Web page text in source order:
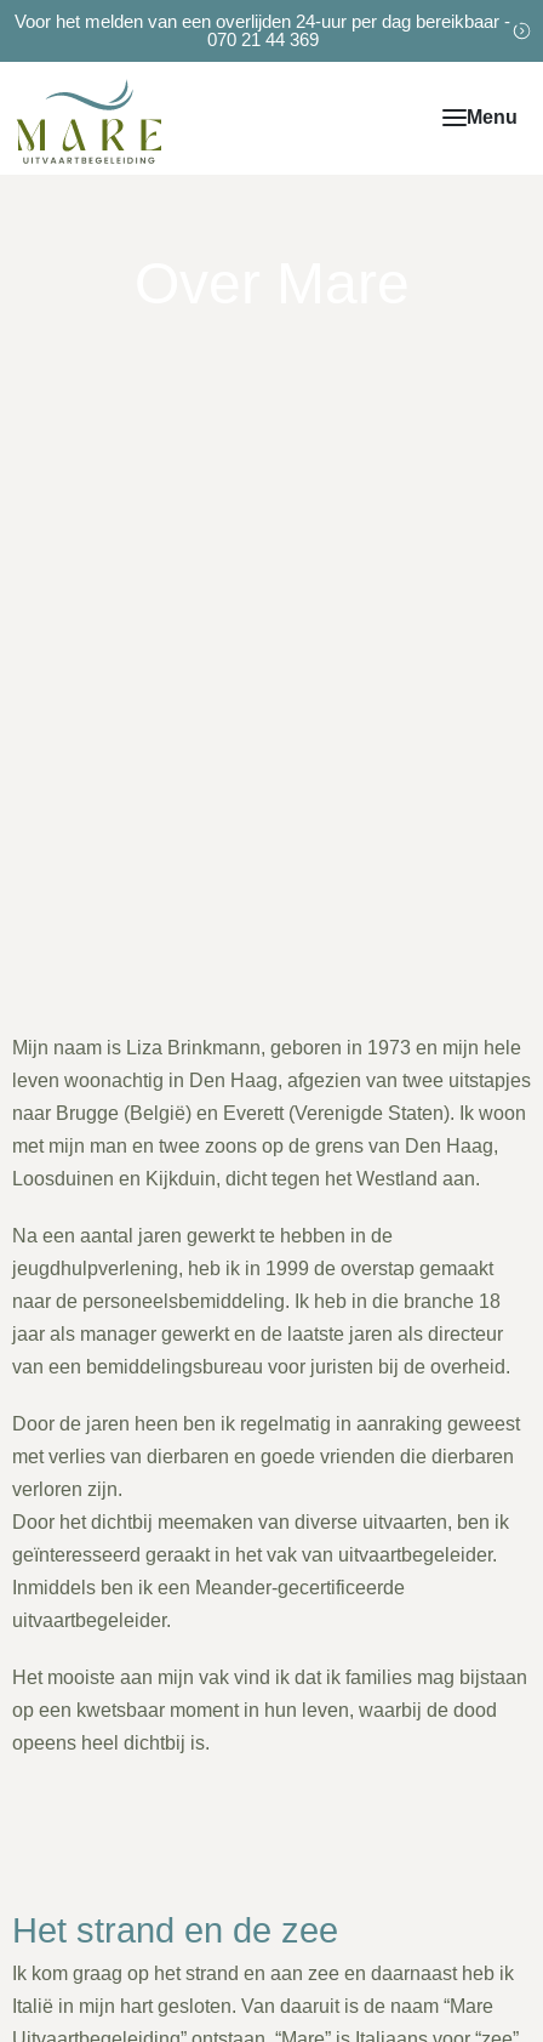
Voor het melden van een overlijden 24-uur per dag bereikbaar -
070 21 44 369
Mijn naam is Liza Brinkmann, geboren in 1973 en mijn hele
leven woonachtig in Den Haag, afgezien van twee uitstapjes
naar Brugge (België) en Everett (Verenigde Staten). Ik woon
met mijn man en twee zoons op de grens van Den Haag,
Loosduinen en Kijkduin, dicht tegen het Westland aan.
Na een aantal jaren gewerkt te hebben in de
jeugdhulpverlening, heb ik in 1999 de overstap gemaakt
naar de personeelsbemiddeling. Ik heb in die branche 18
jaar als manager gewerkt en de laatste jaren als directeur
van een bemiddelingsbureau voor juristen bij de overheid.
Door de jaren heen ben ik regelmatig in aanraking geweest
met verlies van dierbaren en goede vrienden die dierbaren
verloren zijn.
Door het dichtbij meemaken van diverse uitvaarten, ben ik
geïnteresseerd geraakt in het vak van uitvaartbegeleider.
Inmiddels ben ik een Meander-gecertificeerde
uitvaartbegeleider.
Het mooiste aan mijn vak vind ik dat ik families mag bijstaan
op een kwetsbaar moment in hun leven, waarbij de dood
opeens heel dichtbij is.
Het strand en de zee
Ik kom graag op het strand en aan zee en daarnaast heb ik
Italië in mijn hart gesloten. Van daaruit is de naam “Mare